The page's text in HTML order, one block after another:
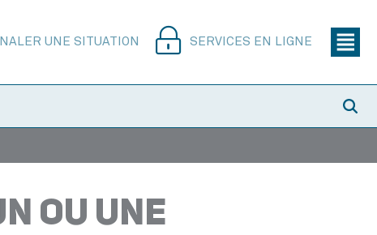
UNE SITUATION SERVICES EN LIGNE
OU UNE